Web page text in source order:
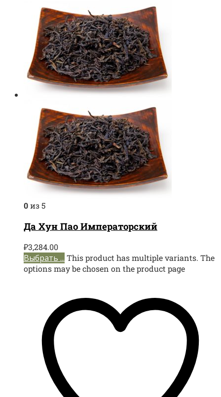
0из 5
Да Хун Пао Императорский
₽3,284.00
Выбрать ... This product has multiple variants. The
options may be chosen on the product page